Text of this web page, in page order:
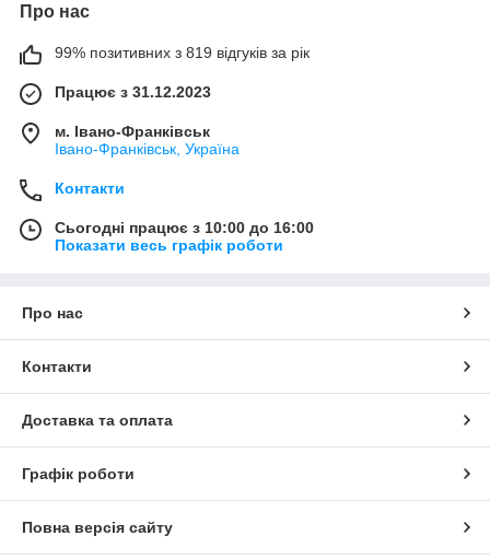
Про нас
99% позитивних з 819 відгуків за рік
Працює з 31.12.2023
м. Івано-Франківськ
Івано-Франківськ, Україна
Контакти
Сьогодні працює з 10:00 до 16:00
Показати весь графік роботи
Про нас
Контакти
Доставка та оплата
Графік роботи
Повна версія сайту